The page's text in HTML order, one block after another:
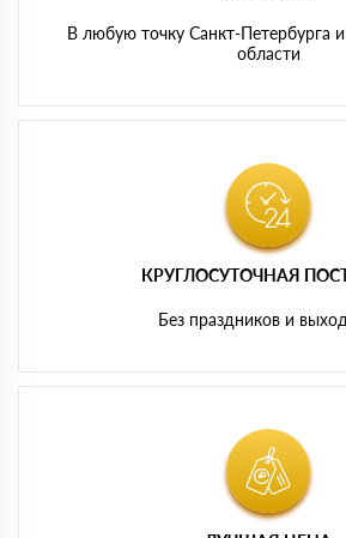
В любую точку Санкт-Петербурга
области
КРУГЛОСУТОЧНАЯ
Без праздников и